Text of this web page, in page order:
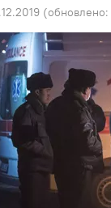
(обновлено: